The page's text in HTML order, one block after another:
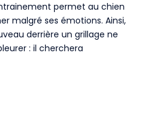
permet au chien
malgré ses émotions. Ainsi,
derrière un grillage ne
: il cherchera